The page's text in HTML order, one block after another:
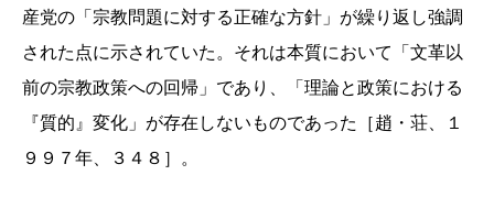
産党の「宗教問題に対する正確な方針」が繰り返し強調
された点に示されていた。それは本質において「文革以
前の宗教政策への回帰」であり、「理論と政策における
『質的』変化」が存在しないものであった［趙・荘、１
９９７年、３４８］。